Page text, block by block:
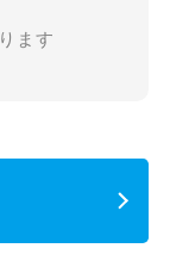
ます